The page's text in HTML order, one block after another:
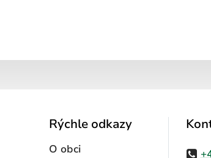
Rýchle odkazy
O obci